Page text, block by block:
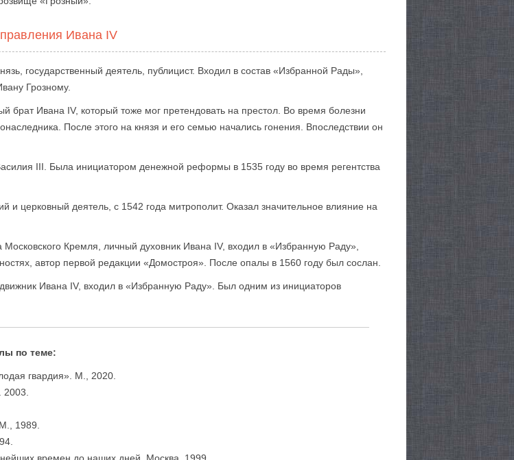
Ивана IV
государственный деятель, публицист. Входил в состав «Избранной Рады»,
Грозному.
брат Ивана IV, который тоже мог претендовать на престол. Во время болезни
После этого на князя и его семью начались гонения. Впоследствии он
III. Была инициатором денежной реформы в 1535 году во время регентства
и церковный деятель, с 1542 года митрополит. Оказал значительное влияние на
Кремля, личный духовник Ивана IV, входил в «Избранную Раду»,
автор первой редакции «Домостроя». После опалы в 1560 году был сослан.
Ивана IV, входил в «Избранную Раду». Был одним из инициаторов
по теме:
гвардия». М., 2020.
1989.